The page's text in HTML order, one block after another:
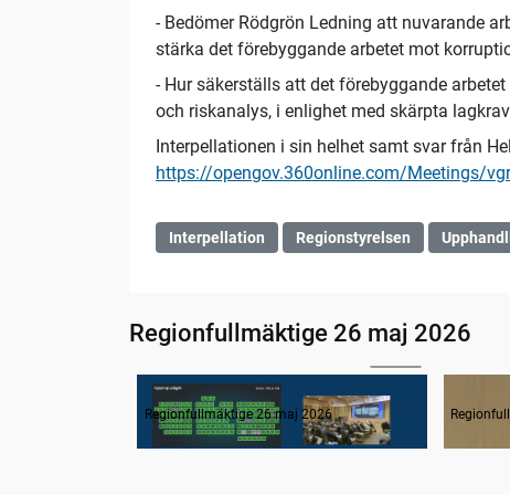
- Bedömer Rödgrön Ledning att nuvarande
stärka det förebyggande arbetet mot
- Hur säkerställs att det förebyggande
och riskanalys, i enlighet med skärpta
Interpellationen i sin helhet samt svar från
https://opengov.360online.com/Meetings/
Interpellation Regionstyrelsen
Regionfullmäktige 26 maj 2026
1. Inledning
Regionfullmäktige 26 maj 2026